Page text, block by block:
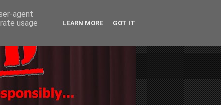
agent
usage
LEARN MORE GOT IT